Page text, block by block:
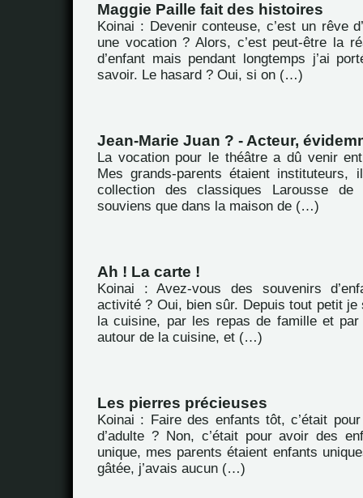
Maggie Paille fait des histoires
Koinai : Devenir conteuse, c’est un rêve
une vocation ? Alors, c’est peut-être la
d’enfant mais pendant longtemps j’ai
savoir. Le hasard ? Oui, si on (…)
Jean-Marie Juan ? - Acteur,
La vocation pour le théâtre a dû venir
Mes grands-parents étaient instituteurs,
collection des classiques Larousse
souviens que dans la maison de (…)
Ah ! La carte !
Koinai : Avez-vous des souvenirs
activité ? Oui, bien sûr. Depuis tout petit je
la cuisine, par les repas de famille et
autour de la cuisine, et (…)
Les pierres précieuses
Koinai : Faire des enfants tôt, c’était
d’adulte ? Non, c’était pour avoir des
unique, mes parents étaient enfants
gâtée, j’avais aucun (…)